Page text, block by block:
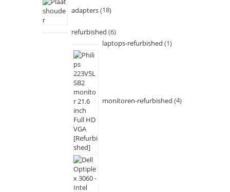
adapters 18
refurbished 6
laptops-refurbished 1
monitoren-refurbished 4